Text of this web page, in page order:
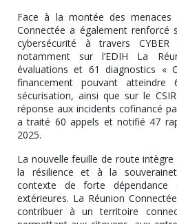
Face à la montée des menaces
Connectée a également renforcé
cybersécurité à travers CYBER
notamment sur l’EDIH La
évaluations et 61 diagnostics «
financement pouvant
sécurisation, ainsi que sur le
réponse aux incidents cofinancé
a traité 60 appels et notifié 47
2025.
La nouvelle feuille de route
la résilience et à la
contexte de forte dépendance
extérieures. La Réunion
contribuer à un territoire